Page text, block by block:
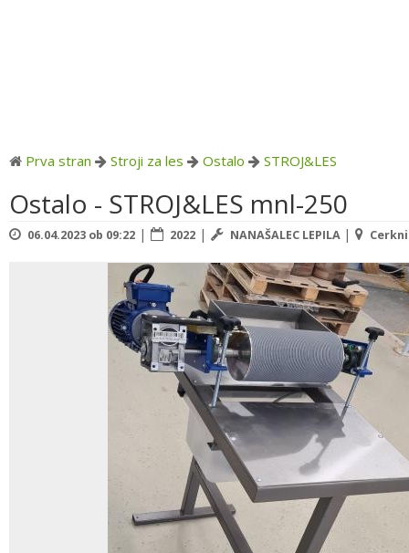
Prva stran Stroji za les Ostalo STROJ&LES
Ostalo - STROJ&LES mnl-250
06.04.2023 ob 09:22 | 2022 | NANAŠALEC LEPILA |